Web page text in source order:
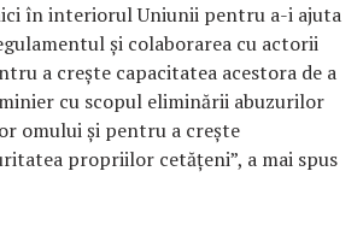
în interiorul Uniunii pentru a-i ajuta
și colaborarea cu actorii
a crește capacitatea acestora de a
cu scopul eliminării abuzurilor
omului și pentru a crește
propriilor cetățeni”, a mai spus